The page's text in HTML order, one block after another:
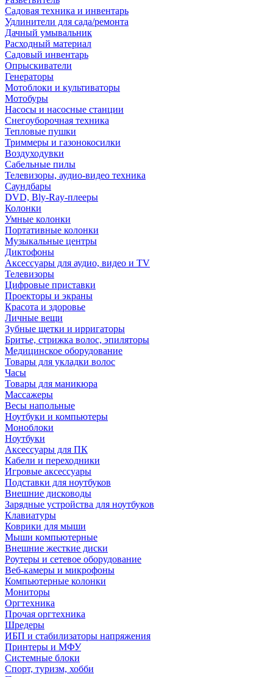
Садовая техника и инвентарь
Удлинители для сада/ремонта
Дачный умывальник
Расходный материал
Садовый инвентарь
Опрыскиватели
Генераторы
Мотоблоки и культиваторы
Мотобуры
Насосы и насосные станции
Снегоуборочная техника
Тепловые пушки
Триммеры и газонокосилки
Воздуходувки
Сабельные пилы
Телевизоры, аудио-видео техника
Саундбары
DVD, Bly-Ray-плееры
Колонки
Умные колонки
Портативные колонки
Музыкальные центры
Диктофоны
Аксессуары для аудио, видео и TV
Телевизоры
Цифровые приставки
Проекторы и экраны
Красота и здоровье
Личные вещи
Зубные щетки и ирригаторы
Бритье, стрижка волос, эпиляторы
Медицинское оборудование
Товары для укладки волос
Часы
Товары для маникюра
Массажеры
Весы напольные
Ноутбуки и компьютеры
Моноблоки
Ноутбуки
Аксессуары для ПК
Кабели и переходники
Игровые аксессуары
Подставки для ноутбуков
Внешние дисководы
Зарядные устройства для ноутбуков
Клавиатуры
Коврики для мыши
Мыши компьютерные
Внешние жесткие диски
Роутеры и сетевое оборудование
Веб-камеры и микрофоны
Компьютерные колонки
Мониторы
Оргтехника
Прочая оргтехника
Шредеры
ИБП и стабилизаторы напряжения
Принтеры и МФУ
Системные блоки
Спорт, туризм, хобби